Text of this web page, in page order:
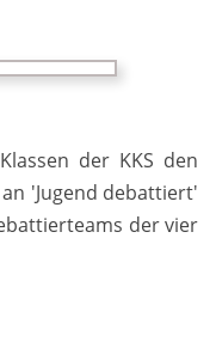
der KKS den
'Jugend debattiert'
der vier